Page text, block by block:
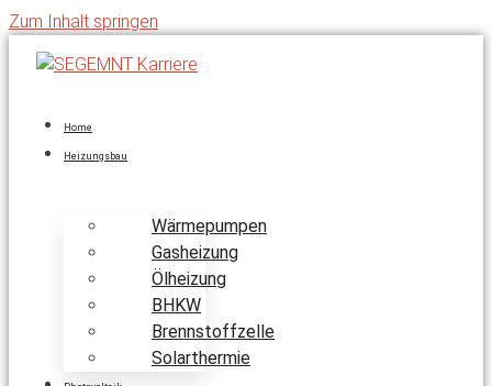
Zum Inhalt springen
Home
Heizungsbau
Wärmepumpen
Gasheizung
Ölheizung
BHKW
Brennstoffzelle
Solarthermie